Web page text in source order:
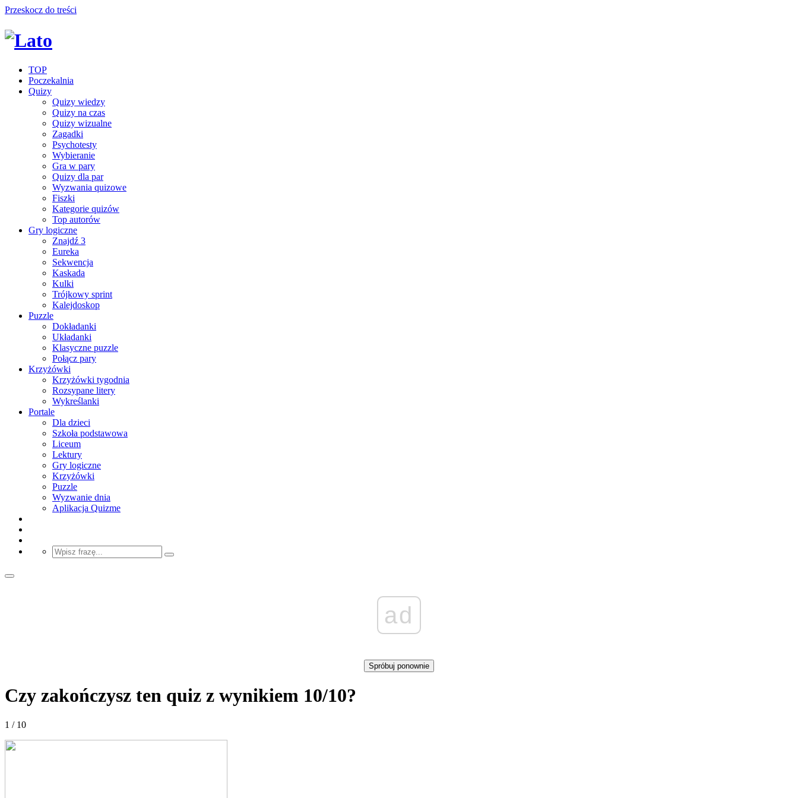
Przeskocz do treści
TOP
Poczekalnia
Quizy
Quizy wiedzy
Quizy na czas
Quizy wizualne
Zagadki
Psychotesty
Wybieranie
Gra w pary
Quizy dla par
Wyzwania quizowe
Fiszki
Kategorie quizów
Top autorów
Gry logiczne
Znajdź 3
Eureka
Sekwencja
Kaskada
Kulki
Trójkowy sprint
Kalejdoskop
Puzzle
Dokładanki
Układanki
Klasyczne puzzle
Połącz pary
Krzyżówki
Krzyżówki tygodnia
Rozsypane litery
Wykreślanki
Portale
Dla dzieci
Szkoła podstawowa
Liceum
Lektury
Gry logiczne
Krzyżówki
Puzzle
Wyzwanie dnia
Aplikacja Quizme
ad
Spróbuj ponownie
Czy zakończysz ten quiz z wynikiem 10/10?
1 / 10